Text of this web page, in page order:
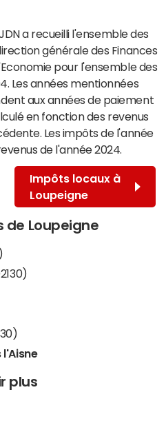
a recueilli l'ensemble des
générale des Finances
pour l'ensemble des
Les années mentionnées
aux années de paiement
en fonction des revenus
Les impôts de l'année
de l'année 2024.
Impôts locaux à
Loupeigne
de Loupeigne
l'Aisne
plus